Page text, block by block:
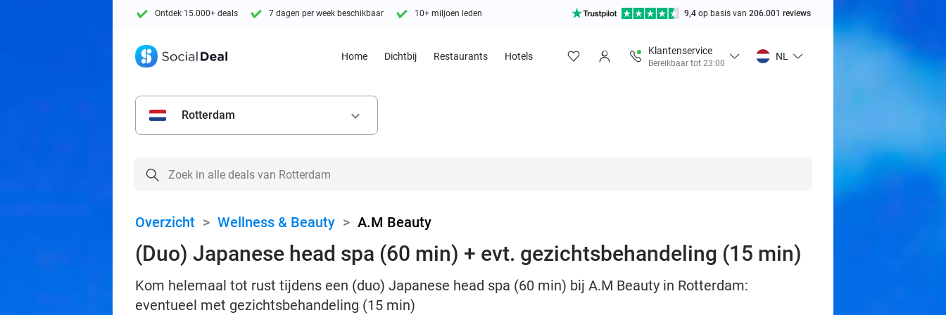
Ontdek 15.000+ deals 7 dagen per week beschikbaar 10+ miljoen leden 9,4 op basis van 206.001 reviews
Home Dichtbij Restaurants Hotels
Klantenservice
Bereikbaar tot 23:00
NL
Rotterdam keyboard_arrow_down
Overzicht > Wellness & Beauty > A.M Beauty
(Duo) Japanese head spa (60 min) + evt. gezichtsbehandeling (15 min)
Kom helemaal tot rust tijdens een (duo) Japanese head spa (60 min) bij A.M Beauty in Rotterdam:
eventueel met gezichtsbehandeling (15 min)